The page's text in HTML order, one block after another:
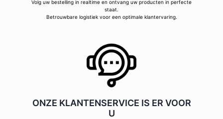
Volg uw bestelling in realtime en ontvang uw producten in perfecte
staat.
Betrouwbare logistiek voor een optimale klantervaring.
ONZE KLANTENSERVICE IS ER VOOR
U